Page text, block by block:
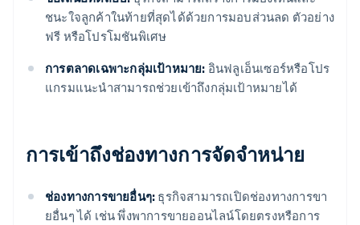
ชนะใจลูกค้าในท้ายที่สุดได้ด้วยการมอบส่วนลด ตัวอย่าง
ฟรี หรือโปรโมชันพิเศษ
การตลาดเฉพาะกลุ่มเป้าหมาย: อินฟลูเอ็นเซอร์หรือโปร
แกรมแนะนําสามารถช่วยเข้าถึงกลุ่มเป้าหมายได้
การเข้าถึงช่องทางการจัดจำหน่าย
ช่องทางการขายอื่นๆ: ธุรกิจสามารถเปิดช่องทางการขา
ยอื่นๆ ได้ เช่น พึ่งพาการขายออนไลน์โดยตรงหรือการ